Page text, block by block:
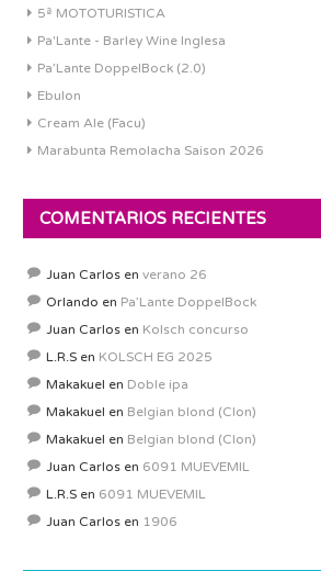
5ª MOTOTURISTICA
Pa'Lante - Barley Wine Inglesa
Pa’Lante DoppelBock (2.0)
Ebulon
Cream Ale (Facu)
Marabunta Remolacha Saison 2026
COMENTARIOS RECIENTES
Juan Carlos en verano 26
Orlando en Pa’Lante DoppelBock
Juan Carlos en Kolsch concurso
L.R.S en KOLSCH EG 2025
Makakuel en Doble ipa
Makakuel en Belgian blond (Clon)
Makakuel en Belgian blond (Clon)
Juan Carlos en 6091 MUEVEMIL
L.R.S en 6091 MUEVEMIL
Juan Carlos en 1906